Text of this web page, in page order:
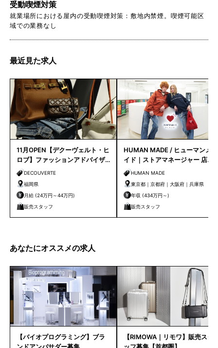
受動喫煙対策
就業場所における屋内の受動喫煙対策：敷地内禁煙。喫煙可能区
域での業務なし
最近見た求人
11月OPEN【デクーヴェルト・ヒ
ロブ】ファッションアドバイザ
ー｜天神店
DECOUVERTE
福岡県
月給 (24万円～44万円)
販売スタッフ
HUMAN MADE / ヒューマンメ
イド｜ストアマネージャー 店長
候補HUMAN MADE
東京都｜京都府｜大阪府｜兵庫県
年収 (434万円～)
販売スタッフ
あなたにオススメの求人
【バイオプログラミング】ブラ
【RIMOWA｜リモワ】販売スタ